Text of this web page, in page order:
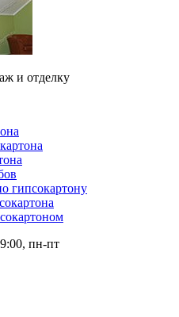
и отделку
гипсокартону
пн-пт